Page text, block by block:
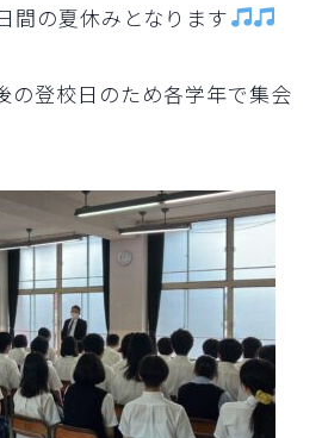
間の夏休みとなります
の登校日のため各学年で集会